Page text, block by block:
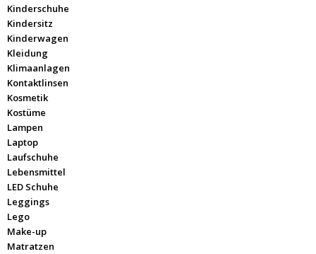
Kinderschuhe
Kindersitz
Kinderwagen
Kleidung
Klimaanlagen
Kontaktlinsen
Kosmetik
Kostüme
Lampen
Laptop
Laufschuhe
Lebensmittel
LED Schuhe
Leggings
Lego
Make-up
Matratzen